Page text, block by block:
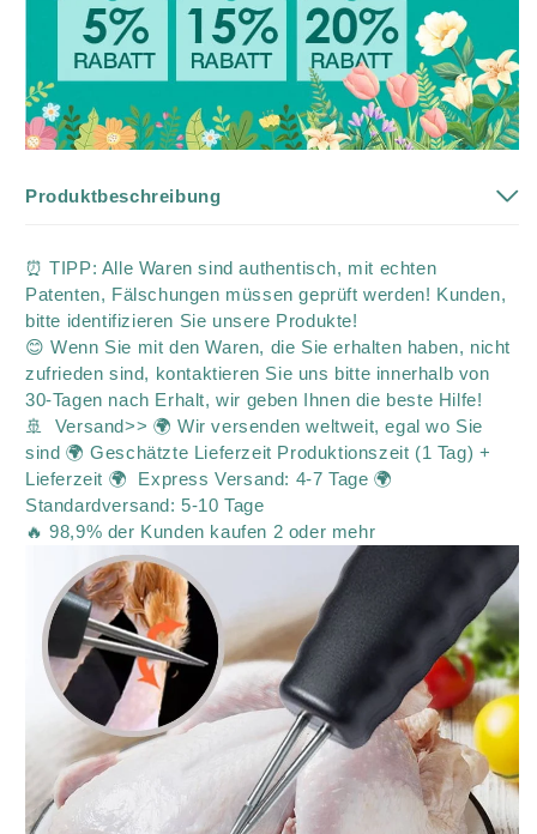
Produktbeschreibung
⏰ TIPP: Alle Waren sind authentisch, mit echten
Patenten, Fälschungen müssen geprüft werden! Kunden,
bitte identifizieren Sie unsere Produkte!
😊 Wenn Sie mit den Waren, die Sie erhalten haben, nicht
zufrieden sind, kontaktieren Sie uns bitte innerhalb von
30-Tagen nach Erhalt, wir geben Ihnen die beste Hilfe!
🚢 Versand>> 🌍 Wir versenden weltweit, egal wo Sie
sind 🌍 Geschätzte Lieferzeit Produktionszeit (1 Tag) +
Lieferzeit 🌍 Express Versand: 4-7 Tage 🌍
Standardversand: 5-10 Tage
🔥 98,9% der Kunden kaufen 2 oder mehr